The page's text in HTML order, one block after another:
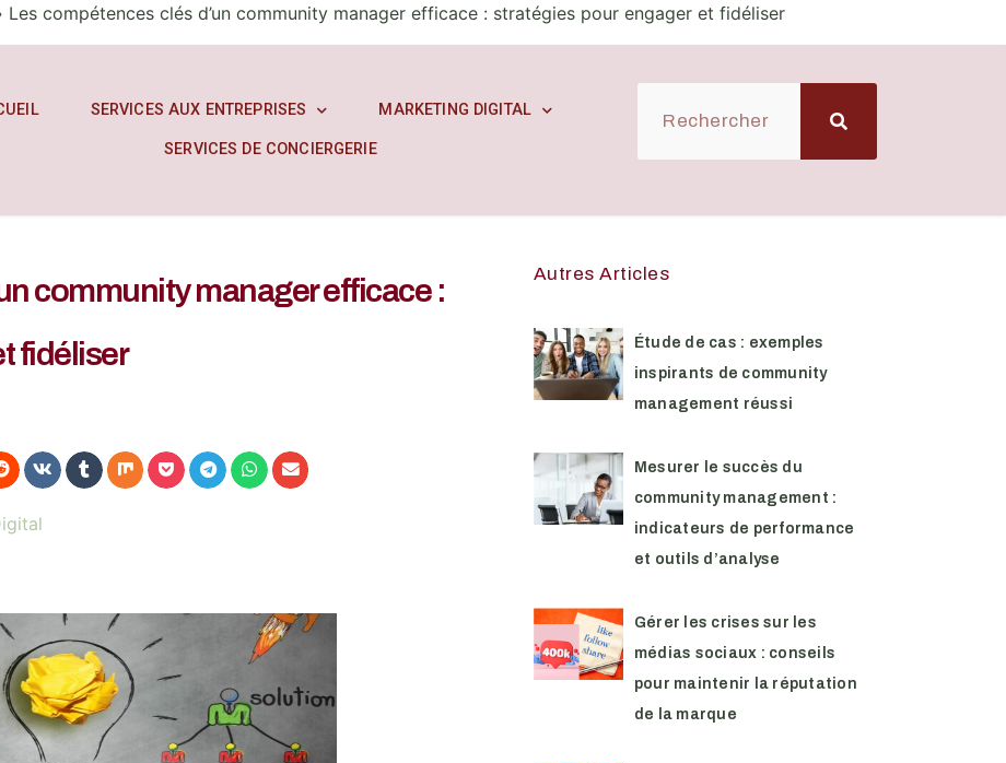
Les compétences clés d’un community manager efficace : stratégies pour engager et fidéliser
SERVICES AUX ENTREPRISES MARKETING DIGITAL
SERVICES DE CONCIERGERIE
community manager efficace :
fidéliser
Autres Articles
Étude de cas : exemples
inspirants de community
management réussi
Mesurer le succès du
community management :
indicateurs de performance
et outils d’analyse
Gérer les crises sur les
médias sociaux : conseils
pour maintenir la réputation
de la marque